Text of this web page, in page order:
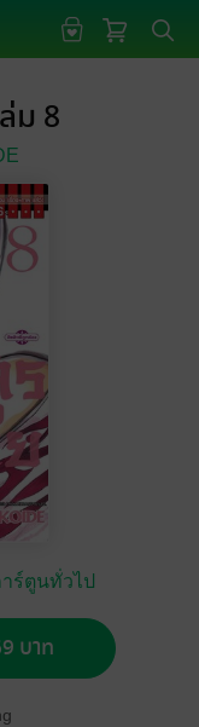
ม 8
ร์ตูนทั่วไป
บาท